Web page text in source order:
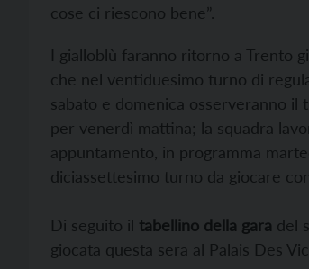
cose ci riescono bene”.
I gialloblù faranno ritorno a Trento
che nel ventiduesimo turno di
sabato e domenica osserveranno il
per venerdì mattina; la squadra
appuntamento, in programma
diciassettesimo turno da giocare
Di seguito il tabellino della gara del
giocata questa sera al Palais Des